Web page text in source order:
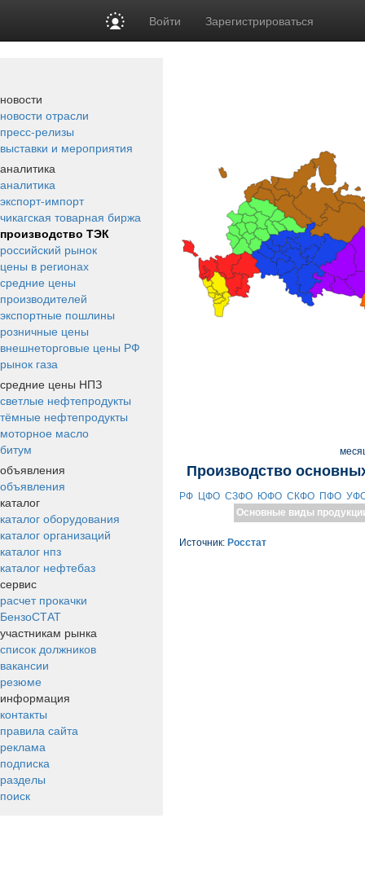
Войти Зарегистрироваться
новости
новости отрасли
пресс-релизы
выставки и мероприятия
аналитика
аналитика
экспорт-импорт
чикагская товарная биржа
производство ТЭК
российский рынок
цены в регионах
средние цены
производителей
экспортные пошлины
розничные цены
внешнеторговые цены РФ
рынок газа
средние цены НПЗ
светлые нефтепродукты
тёмные нефтепродукты
моторное масло
битум
объявления
объявления
каталог
каталог оборудования
каталог организаций
каталог нпз
каталог нефтебаз
сервис
расчет прокачки
БензоСТАТ
участникам рынка
список должников
вакансии
резюме
информация
контакты
правила сайта
реклама
подписка
разделы
поиск
Производство
РФ ЦФО СЗФО ЮФО СКФО ПФО
Основные виды
Источник: Росстат